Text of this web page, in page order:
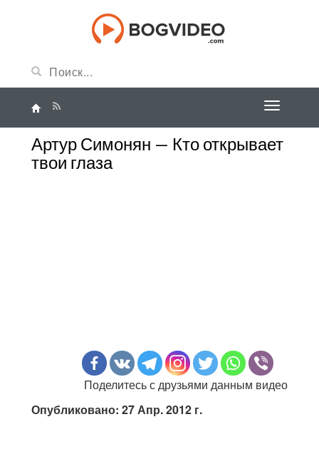
Артур Симонян — Кто открывает
твои глаза
Поделитесь с друзьями данным видео
Опубликовано: 27 Апр. 2012 г.